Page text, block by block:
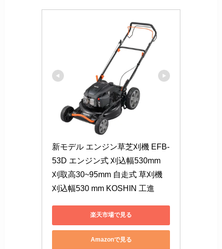
新モデル エンジン草芝刈機 EFB-
53D エンジン式 刈込幅530mm
刈取高30~95mm 自走式 草刈機
刈込幅530 mm KOSHIN 工進
楽天市場で見る
Amazonで見る